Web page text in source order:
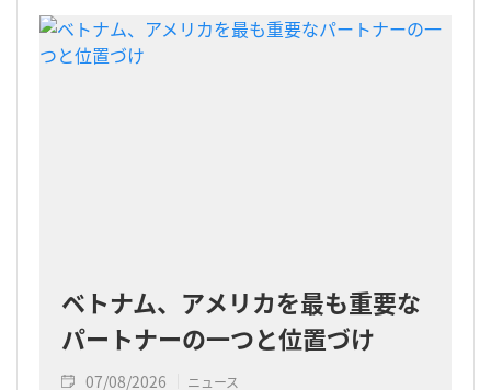
ベトナム、アメリカを最も重要な
パートナーの一つと位置づけ
07/08/2026 ニュース